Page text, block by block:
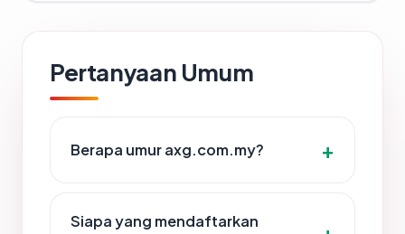
Pertanyaan Umum
Berapa umur axg.com.my?
Siapa yang mendaftarkan